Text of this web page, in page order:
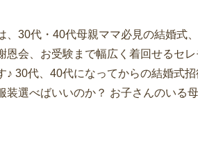
、30代・40代母親ママ必見の結婚式
恩会、お受験まで幅広く着回せるセ
♪ 30代、40代になってからの結婚式
装選べばいいのか？ お子さんのいる